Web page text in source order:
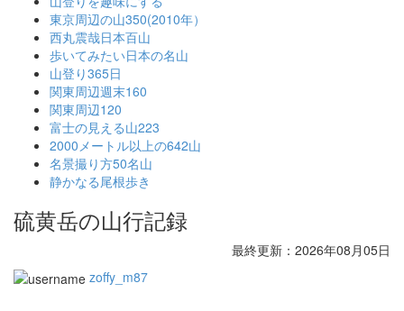
東京周辺の山350(2010年）
西丸震哉日本百山
歩いてみたい日本の名山
山登り365日
関東周辺週末160
関東周辺120
富士の見える山223
2000メートル以上の642山
名景撮り方50名山
静かなる尾根歩き
硫黄岳の山行記録
最終更新：2026年08月05日
zoffy_m87